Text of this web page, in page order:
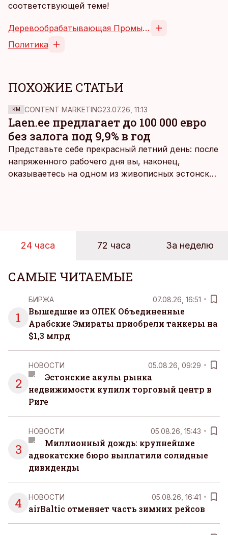
соответствующей теме!
Деревообрабатывающая Промышленность
Политика
ПОХОЖИЕ СТАТЬИ
KM CONTENT MARKETING23.07.26, 11:13
Laen.ee предлагает до 100 000 евро
без залога под 9,9% в год
Представьте себе прекрасный летний день: после
напряженного рабочего дня вы, наконец,
оказываетесь на одном из живописных эстонских
24 часа 72 часа За неделю
САМЫЕ ЧИТАЕМЫЕ
1
БИРЖА 07.08.26, 16:51
Вышедшие из ОПЕК Объединенные
Арабские Эмираты приобрели танкеры на
$1,3 млрд
2
НОВОСТИ 05.08.26, 09:29
Эстонские акулы рынка
недвижимости купили торговый центр в
Риге
3
НОВОСТИ 05.08.26, 15:43
Миллионный дождь: крупнейшие
адвокатские бюро выплатили солидные
дивиденды
4 НОВОСТИ 05.08.26, 16:41
airBaltic отменяет часть зимних рейсов